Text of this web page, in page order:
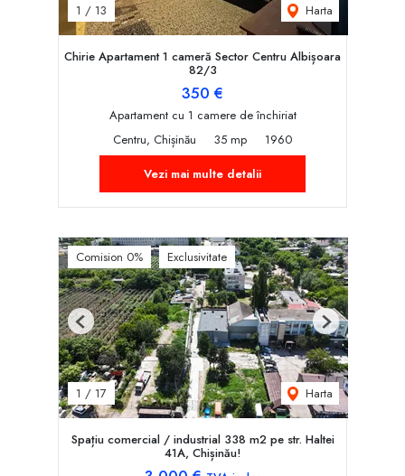
1 / 13 Harta
Chirie Apartament 1 cameră Sector Centru Albișoara
82/3
350 €
Apartament cu 1 camere de închiriat
Centru, Chișinău
35 mp
1960
Vezi mai multe detalii
Comision 0% Exclusivitate
1 / 17 Harta
Previous Next
Spațiu comercial / industrial 338 m2 pe str. Haltei
41A, Chișinău!